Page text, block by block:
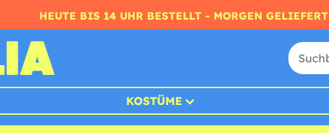
HEUTE BIS 14 UHR BESTELLT - MORGEN GELIEFERT
KOSTÜME